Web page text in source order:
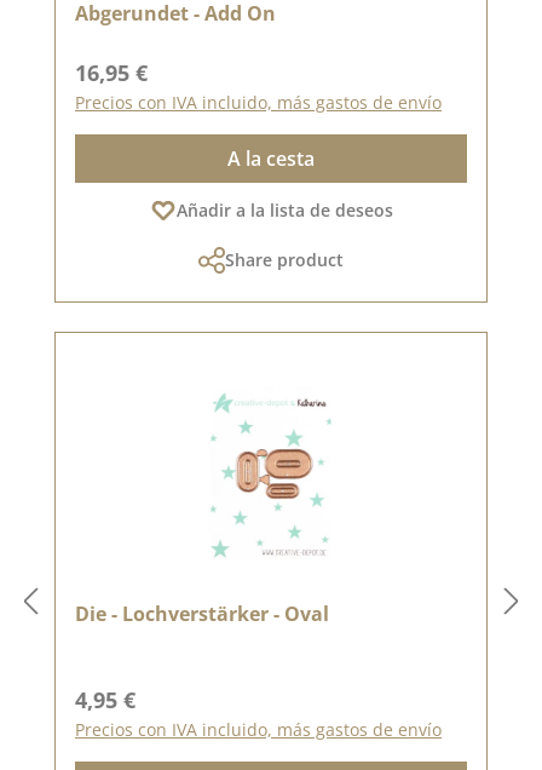
Abgerundet - Add On
Precio normal:
16,95 €
Precios con IVA incluido, más gastos de envío
A la cesta
Añadir a la lista de deseos
Share product
Die - Lochverstärker - Oval
Precio normal:
4,95 €
Precios con IVA incluido, más gastos de envío